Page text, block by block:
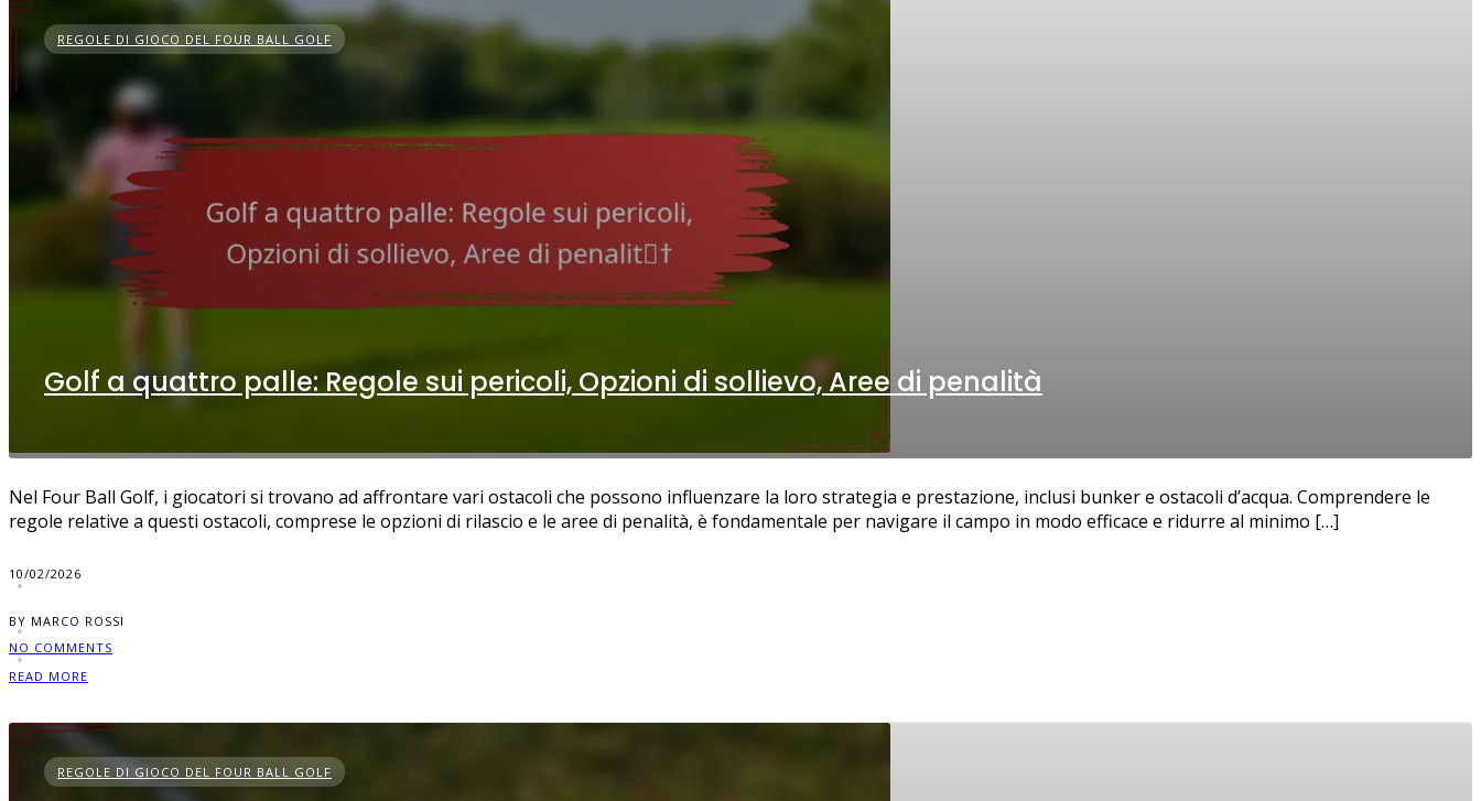
REGOLE DI GIOCO DEL FOUR BALL GOLF
Golf a quattro palle: Regole sui pericoli, Opzioni di sollievo, Aree di penalità
Nel Four Ball Golf, i giocatori si trovano ad affrontare vari ostacoli che possono influenzare la loro strategia e prestazione, inclusi bunker e ostacoli d’acqua. Comprendere le
regole relative a questi ostacoli, comprese le opzioni di rilascio e le aree di penalità, è fondamentale per navigare il campo in modo efficace e ridurre al minimo […]
10/02/2026
BY MARCO ROSSI
NO COMMENTS
READ MORE
REGOLE DI GIOCO DEL FOUR BALL GOLF